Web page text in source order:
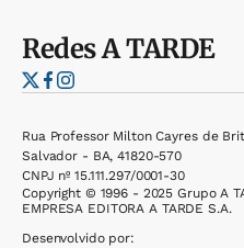
RedesA TARDE
Rua Professor Milton Cayres de
Salvador - BA, 41820-570
CNPJ nº 15.111.297/0001-30
Copyright © 1996 - 2025 Grupo A
EMPRESA EDITORA A TARDE S.A.
Desenvolvido por: